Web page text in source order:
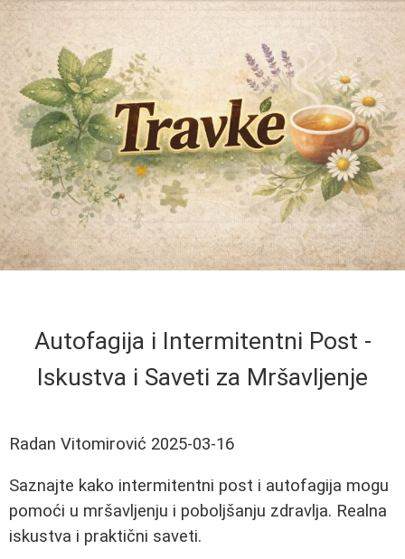
Autofagija i Intermitentni Post -
Iskustva i Saveti za Mršavljenje
Radan Vitomirović 2025-03-16
Saznajte kako intermitentni post i autofagija mogu
pomoći u mršavljenju i poboljšanju zdravlja. Realna
iskustva i praktični saveti.